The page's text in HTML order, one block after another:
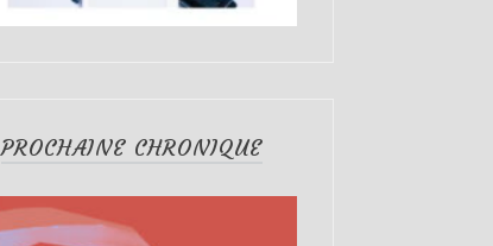
PROCHAINE CHRONIQUE